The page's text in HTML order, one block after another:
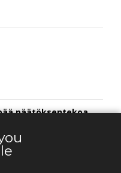
päätöksentekoa